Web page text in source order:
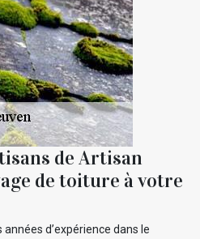
de Artisan
de toiture à votre
d’expérience dans le